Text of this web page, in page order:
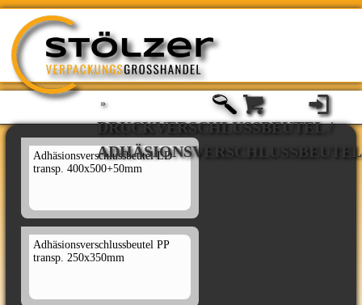
»
DRUCKVERSCHLUSSBEUTEL / A
DHÄSIONSVERSCHLUSSBEUTEL
Adhäsionsverschlussbeutel LD
transp. 400x500+50mm
Adhäsionsverschlussbeutel PP
transp. 250x350mm